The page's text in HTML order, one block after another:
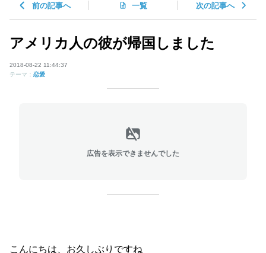
前の記事へ 一覧 次の記事へ
アメリカ人の彼が帰国しました
2018-08-22 11:44:37
テーマ： 恋愛
広告を表示できませんでした
こんにちは、お久しぶりですね